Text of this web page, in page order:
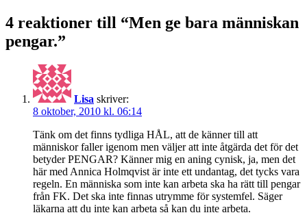
4 reaktioner till “Men ge bara människan
pengar.”
Lisa skriver:
8 oktober, 2010 kl. 06:14
Tänk om det finns tydliga HÅL, att de känner till att
människor faller igenom men väljer att inte åtgärda det för det
betyder PENGAR? Känner mig en aning cynisk, ja, men det
här med Annica Holmqvist är inte ett undantag, det tycks vara
regeln. En människa som inte kan arbeta ska ha rätt till pengar
från FK. Det ska inte finnas utrymme för systemfel. Säger
läkarna att du inte kan arbeta så kan du inte arbeta.